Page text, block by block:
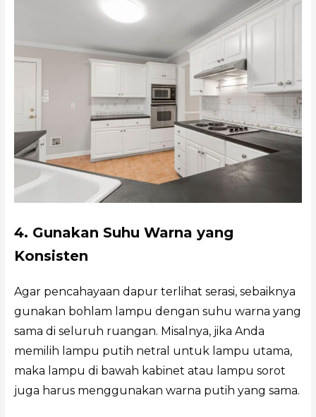
4. Gunakan Suhu Warna yang
Konsisten
Agar pencahayaan dapur terlihat serasi, sebaiknya
gunakan bohlam lampu dengan suhu warna yang
sama di seluruh ruangan. Misalnya, jika Anda
memilih lampu putih netral untuk lampu utama,
maka lampu di bawah kabinet atau lampu sorot
juga harus menggunakan warna putih yang sama.